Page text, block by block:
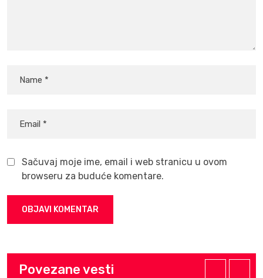
Sačuvaj moje ime, email i web stranicu u ovom
browseru za buduće komentare.
Povezane vesti